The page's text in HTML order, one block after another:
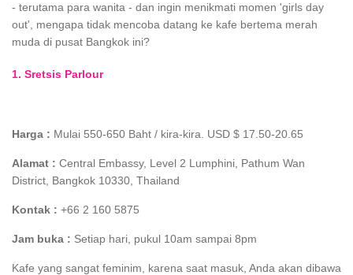
- terutama para wanita - dan ingin menikmati momen 'girls day
out', mengapa tidak mencoba datang ke kafe bertema merah
muda di pusat Bangkok ini?
1. Sretsis Parlour
Harga : Mulai 550-650 Baht / kira-kira. USD $ 17.50-20.65
Alamat : Central Embassy, Level 2 Lumphini, Pathum Wan
District, Bangkok 10330, Thailand
Kontak : +66 2 160 5875
Jam buka : Setiap hari, pukul 10am sampai 8pm
Kafe yang sangat feminim, karena saat masuk, Anda akan dibawa